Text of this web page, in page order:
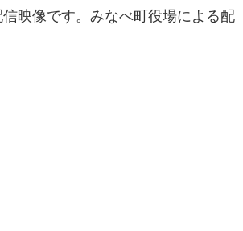
映像です。みなべ町役場による配